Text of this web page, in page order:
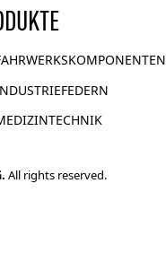
All rights reserved.